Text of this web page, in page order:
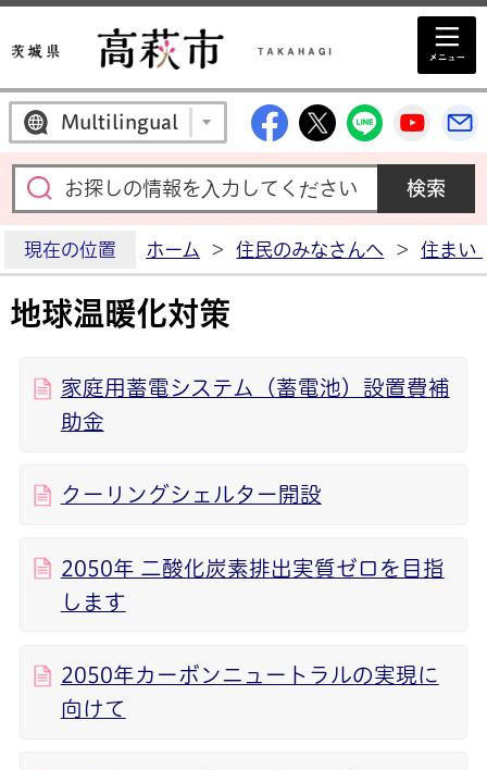
Multilingual 高萩市公式
高萩市公式X
高萩市
高
現在の位置 ホーム > 住民のみなさんへ > 住まい
地球温暖化対策
家庭用蓄電システム（蓄電池）設置費補
助金
クーリングシェルター開設
2050年 二酸化炭素排出実質ゼロを目指
します
2050年カーボンニュートラルの実現に
向けて